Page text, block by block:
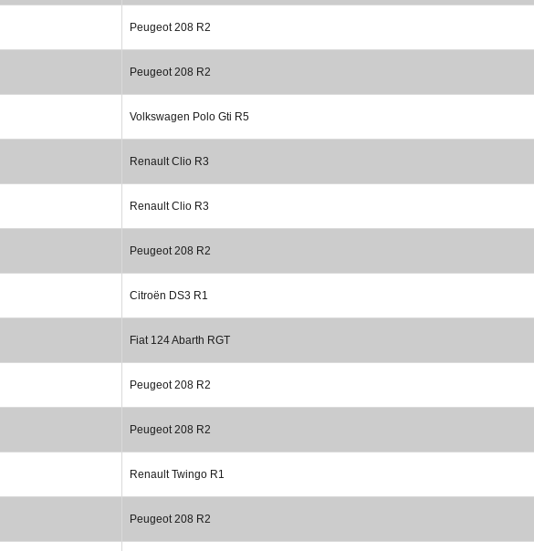
Peugeot 208 R2
Peugeot 208 R2
Volkswagen Polo Gti R5
Renault Clio R3
Renault Clio R3
Peugeot 208 R2
Citroën DS3 R1
Fiat 124 Abarth RGT
Peugeot 208 R2
Peugeot 208 R2
Renault Twingo R1
Peugeot 208 R2